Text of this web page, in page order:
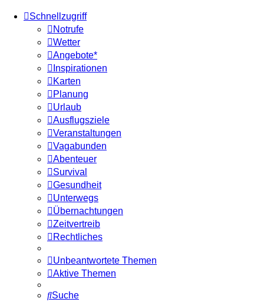
Schnellzugriff
Notrufe
Wetter
Angebote*
Inspirationen
Karten
Planung
Urlaub
Ausflugsziele
Veranstaltungen
Vagabunden
Abenteuer
Survival
Gesundheit
Unterwegs
Übernachtungen
Zeitvertreib
Rechtliches
Unbeantwortete Themen
Aktive Themen
Suche